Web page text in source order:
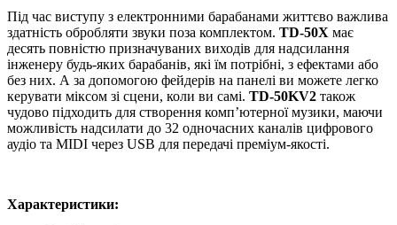
Під час виступу з електронними барабанами життєво важлива
здатність обробляти звуки поза комплектом. TD-50X має
десять повністю призначуваних виходів для надсилання
інженеру будь-яких барабанів, які їм потрібні, з ефектами або
без них. А за допомогою фейдерів на панелі ви можете легко
керувати міксом зі сцени, коли ви самі. TD-50KV2 також
чудово підходить для створення комп’ютерної музики, маючи
можливість надсилати до 32 одночасних каналів цифрового
аудіо та MIDI через USB для передачі преміум-якості.
Характеристики: